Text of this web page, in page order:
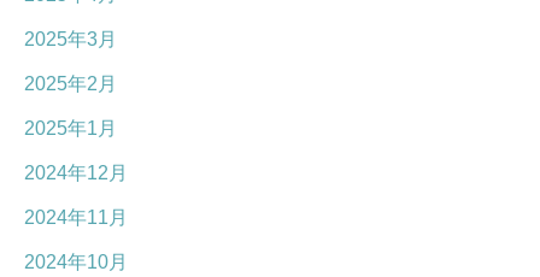
2025年3月
2025年2月
2025年1月
2024年12月
2024年11月
2024年10月